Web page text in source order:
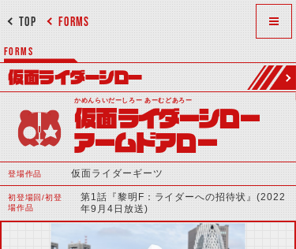
FORMS
TOP
FORMS
仮面ライダーシロー
かめんらいだーしろー あーむどあろー
仮面ライダーシロー
アームドアロー
登場作品 仮面ライダーギーツ
初登場回/初登
場作品
第1話『黎明F：ライダーへの招待状』(2022
年9月4日放送)